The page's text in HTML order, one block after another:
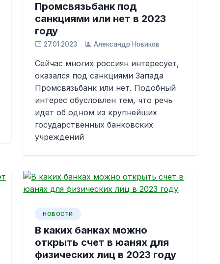
Промсвязьбанк под
санкциями или нет в 2023
году
27.01.2023 Александр Новиков
Сейчас многих россиян интересует,
оказался под санкциями Запада
Промсвязьбанк или нет. Подобный
интерес обусловлен тем, что речь
идет об одном из крупнейших
государственных банковских
учреждений
НОВОСТИ
В каких банках можно
открыть счет в юанях для
физических лиц в 2023 году